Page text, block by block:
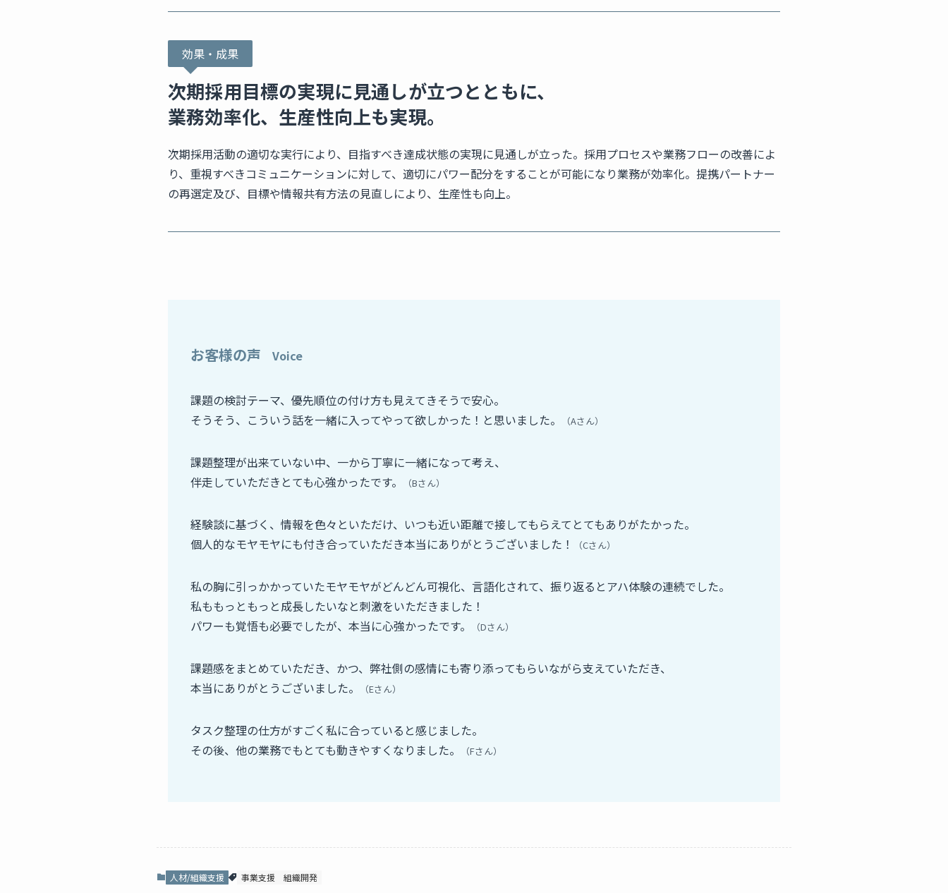
効果・成果
次期採用目標の実現に見通しが立つとともに、
業務効率化、生産性向上も実現。
次期採用活動の適切な実行により、目指すべき達成状態の実現に見通しが立った。採用プロセスや業務フローの改善によ
り、重視すべきコミュニケーションに対して、適切にパワー配分をすることが可能になり業務が効率化。提携パートナー
の再選定及び、目標や情報共有方法の見直しにより、生産性も向上。
お客様の声 Voice
課題の検討テーマ、優先順位の付け方も見えてきそうで安心。
そうそう、こういう話を一緒に入ってやって欲しかった！と思いました。
（Aさん）
課題整理が出来ていない中、一から丁寧に一緒になって考え、
伴走していただきとても心強かったです。
（Bさん）
経験談に基づく、情報を色々といただけ、いつも近い距離で接してもらえてとてもありがたかった。
個人的なモヤモヤにも付き合っていただき本当にありがとうございました！
（Cさん）
私の胸に引っかかっていたモヤモヤがどんどん可視化、言語化されて、振り返るとアハ体験の連続でした。
私ももっともっと成長したいなと刺激をいただきました！
パワーも覚悟も必要でしたが、本当に心強かったです。
（Dさん）
課題感をまとめていただき、かつ、弊社側の感情にも寄り添ってもらいながら支えていただき、
本当にありがとうございました。
（Eさん）
タスク整理の仕方がすごく私に合っていると感じました。
その後、他の業務でもとても動きやすくなりました。
（Fさん）
人材/組織支援 事業支援 組織開発